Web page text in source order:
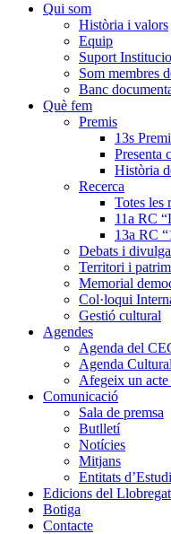
Qui som
Història i valors
Equip
Suport
Som membres
Banc
Què fem
Premis
13s
Presenta
Història
Recerca
Totes les
11a RC
13a RC
Debats i
Territori i
Memorial
Col·loqui
Gestió cultural
Agendes
Agenda del
Agenda Cultural
Afegeix un acte
Comunicació
Sala de premsa
Butlletí
Notícies
Mitjans
Entitats
Edicions del Llobregat
Botiga
Contacte